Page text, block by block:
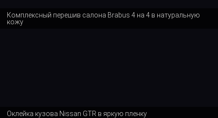
Комплексный перешив салона Brabus 4 на 4 в натуральную
кожу
Оклейка кузова Nissan GTR в яркую пленку